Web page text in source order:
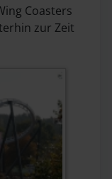
Coasters
zur Zeit